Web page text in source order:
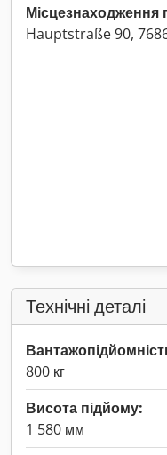
Місцезнаходження
Hauptstraße 90,
Технічні деталі
800 кг
Висота підйому:
1 580 мм